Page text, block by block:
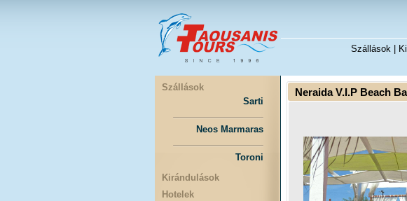
Szállások|
Szállások
Sarti
Neos Marmaras
Toroni
Kirándulások
Hotelek
Neraida V.I.P Beach